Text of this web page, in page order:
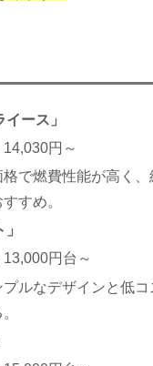
ース」
円～
で燃費性能が高く、
すめ。
円台～
ルなデザインと低